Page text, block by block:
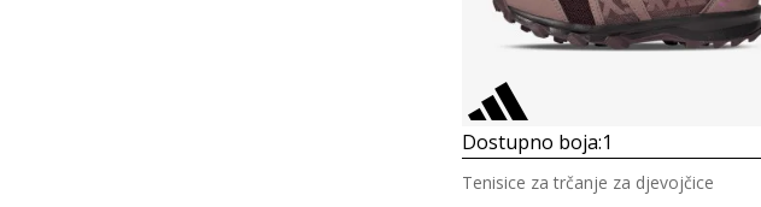
Dostupno boja:1
Tenisice za trčanje za djevojčice